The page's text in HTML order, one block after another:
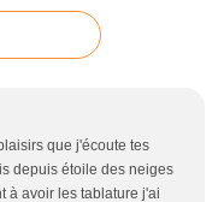
que j'écoute tes
depuis étoile des neiges
à avoir les tablature j'ai